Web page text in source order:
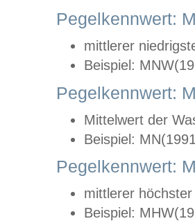
Pegelkennwert:
mittlerer
Beispiel:
Pegelkennwert:
Mittelwert der
Beispiel:
Pegelkennwert:
mittlerer
Beispiel: